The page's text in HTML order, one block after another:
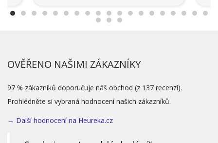
OVĚŘENO NAŠIMI ZÁKAZNÍKY
97 % zákazníků doporučuje náš obchod (z 137 recenzí).
Prohlédněte si vybraná hodnocení našich zákazníků.
→ Další hodnocení na Heureka.cz